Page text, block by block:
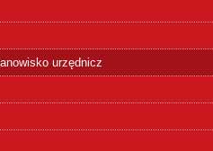
urzędnicz